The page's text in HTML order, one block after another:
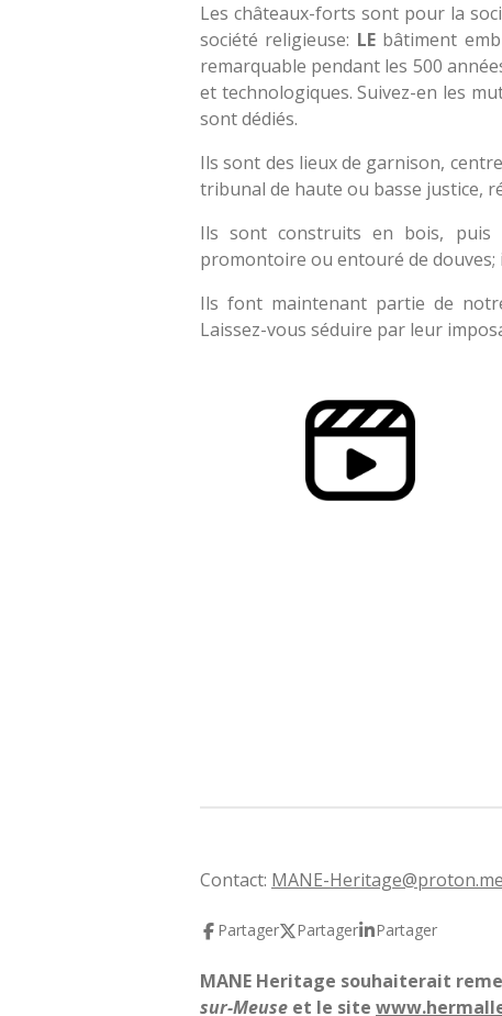
Les châteaux-forts sont pour la
société religieuse: LEbâtiment
remarquable pendant les 500
et technologiques. Suivez-en les
sont dédiés.
Ils sont des lieux de garnison,
tribunal de haute ou basse justice,
Ils sont construits en bois,
promontoire ou entouré de
Ils font maintenant partie de
Laissez-vous séduire par leur
Contact: MANE-Heritage@proton.me
Partager Partager Partager
MANE Heritage souhaiterait
sur-Meuse et le site